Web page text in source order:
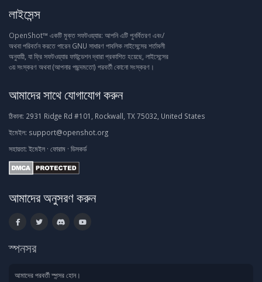
লাইসেন্স
OpenShot™ একটি মুক্ত সফটওয়্যার: আপনি এটি পুনর্বিতরণ এবং/
অথবা পরিবর্তন করতে পারেন GNU সাধারণ পাবলিক লাইসেন্সের শর্তাবলী
অনুযায়ী, যা ফ্রি সফটওয়্যার ফাউন্ডেশন দ্বারা প্রকাশিত হয়েছে, লাইসেন্সের
৩য় সংস্করণ অথবা (আপনার পছন্দমতো) পরবর্তী কোনো সংস্করণ।
আমাদের সাথে যোগাযোগ করুন
ঠিকানা: 2931 Ridge Rd #101, Rockwall, TX 75032, United States
ইমেইল: support@openshot.org
সহায়তা: ইমেইল · ফোরাম · ডিসকর্ড
আমাদের অনুসরণ করুন
স্পনসর
আমাদের পরবর্তী স্পন্সর হোন।